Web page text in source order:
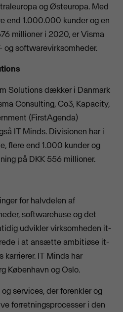
og Østeuropa. Med
end 1.000.000 kunder og en
millioner i 2020, er Visma
og softwarevirksomheder.
Solutions dækker i Danmark
Consulting, Co3, Kapacity,
(FirstAgenda)
IT Minds. Divisionen har i
flere end 1.000 kunder og
på DKK 556 millioner.
for halvdelen af
softwarehuse og det
udvikler virksomheden it-
i at ansætte ambitiøse it-
karrierer. IT Minds har
København og Oslo.
services, der forenkler og
forretningsprocesser i den